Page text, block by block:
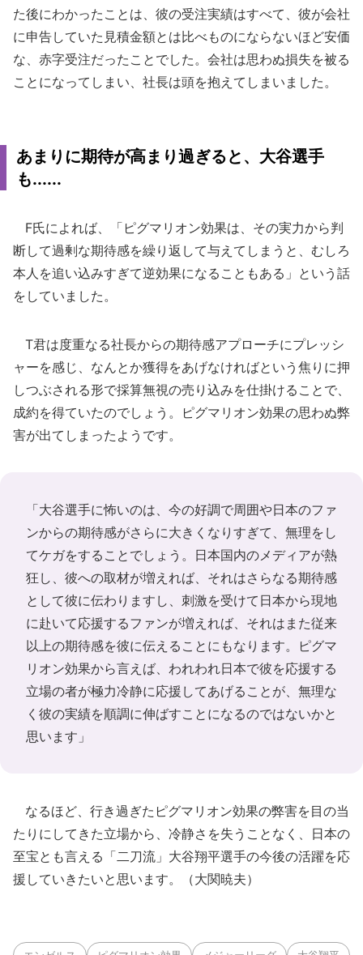
た後にわかったことは、彼の受注実績はすべて、彼が会社
に申告していた見積金額とは比べものにならないほど安価
な、赤字受注だったことでした。会社は思わぬ損失を被る
ことになってしまい、社長は頭を抱えてしまいました。
あまりに期待が高まり過ぎると、大谷選手
も......
F氏によれば、「ピグマリオン効果は、その実力から判
断して過剰な期待感を繰り返して与えてしまうと、むしろ
本人を追い込みすぎて逆効果になることもある」という話
をしていました。
T君は度重なる社長からの期待感アプローチにプレッシ
ャーを感じ、なんとか獲得をあげなければという焦りに押
しつぶされる形で採算無視の売り込みを仕掛けることで、
成約を得ていたのでしょう。ピグマリオン効果の思わぬ弊
害が出てしまったようです。
「大谷選手に怖いのは、今の好調で周囲や日本のファ
ンからの期待感がさらに大きくなりすぎて、無理をし
てケガをすることでしょう。日本国内のメディアが熱
狂し、彼への取材が増えれば、それはさらなる期待感
として彼に伝わりますし、刺激を受けて日本から現地
に赴いて応援するファンが増えれば、それはまた従来
以上の期待感を彼に伝えることにもなります。ピグマ
リオン効果から言えば、われわれ日本で彼を応援する
立場の者が極力冷静に応援してあげることが、無理な
く彼の実績を順調に伸ばすことになるのではないかと
思います」
なるほど、行き過ぎたピグマリオン効果の弊害を目の当
たりにしてきた立場から、冷静さを失うことなく、日本の
至宝とも言える「二刀流」大谷翔平選手の今後の活躍を応
援していきたいと思います。（大関暁夫）